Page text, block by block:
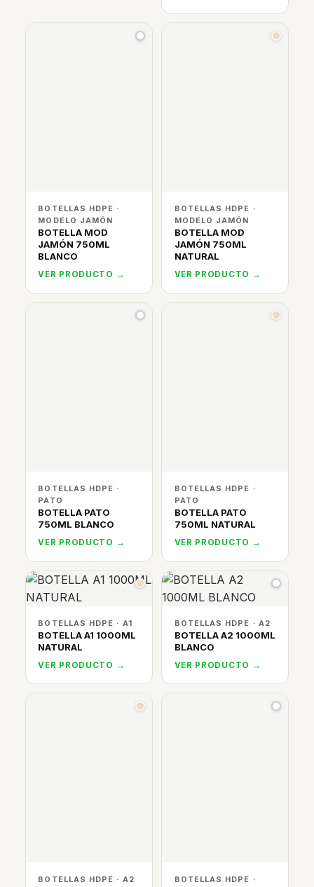
BOTELLAS HDPE ·
MODELO JAMÓN
BOTELLA MOD
JAMÓN 750ML
BLANCO
VER PRODUCTO →
BOTELLAS HDPE ·
MODELO JAMÓN
BOTELLA MOD
JAMÓN 750ML
NATURAL
VER PRODUCTO →
BOTELLAS HDPE ·
PATO
BOTELLA PATO
750ML BLANCO
VER PRODUCTO →
BOTELLAS HDPE ·
PATO
BOTELLA PATO
750ML NATURAL
VER PRODUCTO →
BOTELLAS HDPE · A1
BOTELLA A1 1000ML
NATURAL
VER PRODUCTO →
BOTELLAS HDPE · A2
BOTELLA A2 1000ML
BLANCO
VER PRODUCTO →
BOTELLAS HDPE · A2
BOTELLAS HDPE ·